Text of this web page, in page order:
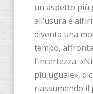
un aspetto più
all’usura e
diventa una
tempo,
l’incertezza.
più uguale»,
riassumendo il